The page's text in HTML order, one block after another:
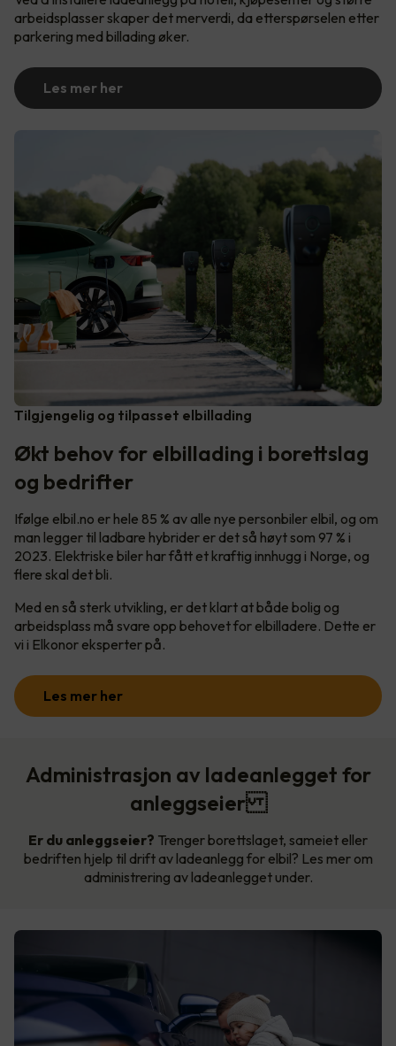
arbeidsplasser skaper det merverdi, da etterspørselen etter
parkering med billading øker.
Les mer her
Tilgjengelig og tilpasset elbillading
Økt behov for elbillading i borettslag
og bedrifter
Ifølge elbil.no er hele 85 % av alle nye personbiler elbil, og om
man legger til ladbare hybrider er det så høyt som 97 % i
2023. Elektriske biler har fått et kraftig innhugg i Norge, og
flere skal det bli.
Med en så sterk utvikling, er det klart at både bolig og
arbeidsplass må svare opp behovet for elbilladere. Dette er
vi i Elkonor eksperter på.
Les mer her
Administrasjon av ladeanlegget for
anleggseier
Er du anleggseier? Trenger borettslaget, sameiet eller
bedriften hjelp til drift av ladeanlegg for elbil? Les mer om
administrering av ladeanlegget under.